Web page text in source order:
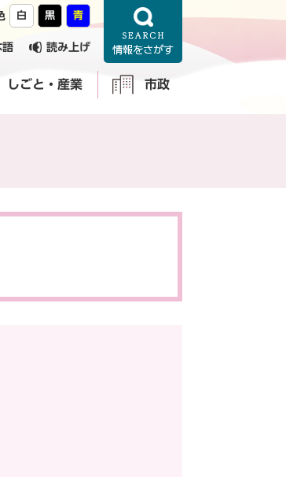
白 黒 青
語 読み上げ
しごと・産業 市政